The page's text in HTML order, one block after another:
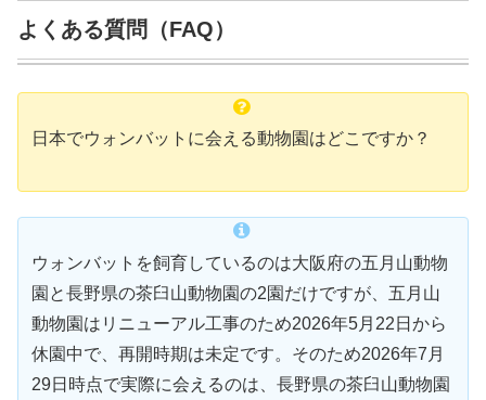
よくある質問（FAQ）
日本でウォンバットに会える動物園はどこですか？
ウォンバットを飼育しているのは大阪府の五月山動物
園と長野県の茶臼山動物園の2園だけですが、五月山
動物園はリニューアル工事のため2026年5月22日から
休園中で、再開時期は未定です。そのため2026年7月
29日時点で実際に会えるのは、長野県の茶臼山動物園